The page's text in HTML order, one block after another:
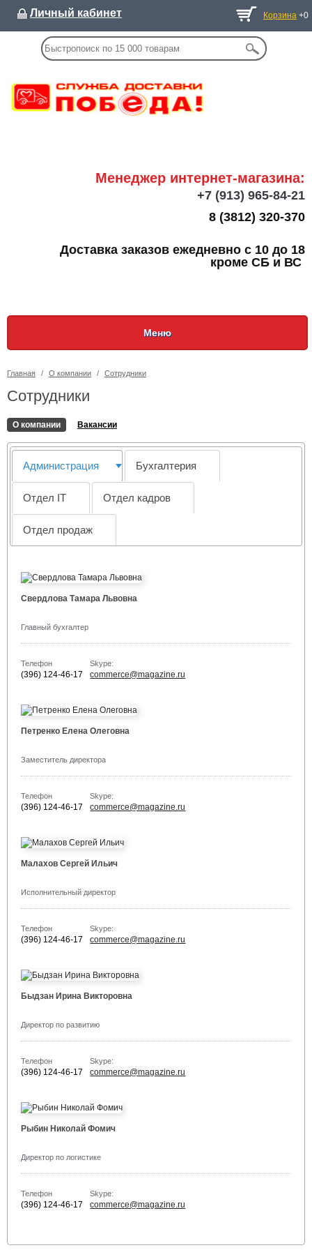
Личный кабинет Корзина +0
Менеджер интернет-магазина:
+7 (913) 965-84-21
8 (3812) 320-370
Доставка заказов ежедневно с 10 до 18
кроме СБ и ВС
Меню
Главная / О компании / Сотрудники
Сотрудники
О компании Вакансии
Администрация Бухгалтерия
Отдел IT Отдел кадров
Отдел продаж
Свердлова Тамара Львовна
Главный бухгалтер
Телефон
(396) 124-46-17
Skype:
commerce@magazine.ru
Петренко Елена Олеговна
Заместитель директора
Телефон
(396) 124-46-17
Skype:
commerce@magazine.ru
Малахов Сергей Ильич
Исполнительный директор
Телефон
(396) 124-46-17
Skype:
commerce@magazine.ru
Быдзан Ирина Викторовна
Директор по развитию
Телефон
(396) 124-46-17
Skype:
commerce@magazine.ru
Рыбин Николай Фомич
Директор по логистике
Телефон
(396) 124-46-17
Skype:
commerce@magazine.ru